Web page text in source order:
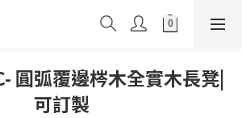
圓弧覆邊梣木全實木長凳|
可訂製